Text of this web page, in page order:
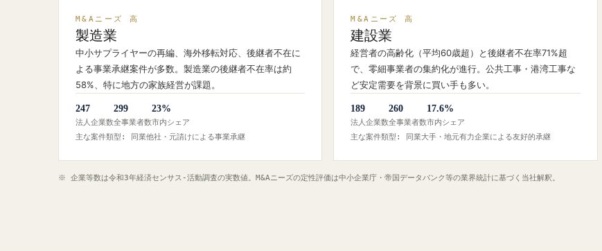
M&Aニーズ 高
製造業
中小サプライヤーの再編、海外移転対応、後継者不在に
よる事業承継案件が多数。製造業の後継者不在率は約
58%、特に地方の家族経営が課題。
247
法人企業数
299
全事業者数
23%
市内シェア
主な案件類型: 同業他社・元請けによる事業承継
M&Aニーズ 高
建設業
経営者の高齢化（平均60歳超）と後継者不在率71%超
で、零細事業者の集約化が進行。公共工事・港湾工事な
ど安定需要を背景に買い手も多い。
189
法人企業数
260
全事業者数
17.6%
市内シェア
主な案件類型: 同業大手・地元有力企業による友好的承継
※ 企業等数は令和3年経済センサス‐活動調査の実数値。M&Aニーズの定性評価は中小企業庁・帝国データバンク等の業界統計に基づく当社解釈。